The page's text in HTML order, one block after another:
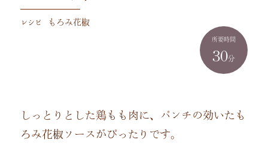
レシピ もろみ花椒
所要時間
30分
しっとりとした鶏もも肉に、パンチの効いたも
ろみ花椒ソースがぴったりです。